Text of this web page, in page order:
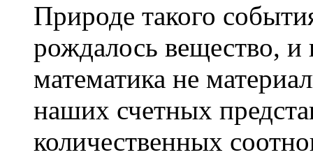
Природе такого
рождалось вещество,
математика не
наших счетных
количественных